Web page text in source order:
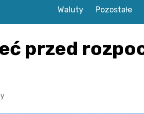
Waluty Pozostałe
przed